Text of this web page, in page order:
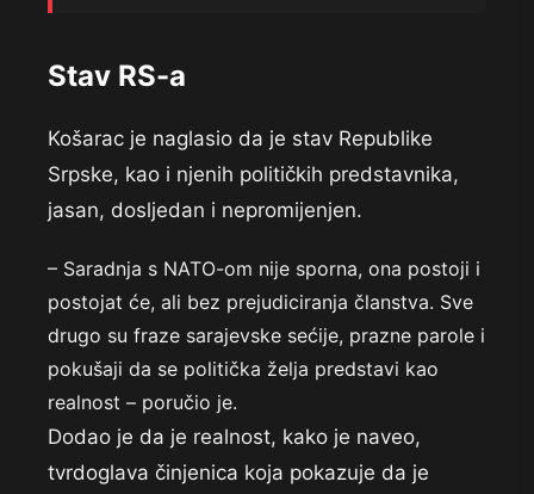
Stav RS-a
Košarac je naglasio da je stav Republike
Srpske, kao i njenih političkih predstavnika,
jasan, dosljedan i nepromijenjen.
– Saradnja s NATO-om nije sporna, ona postoji i
postojat će, ali bez prejudiciranja članstva. Sve
drugo su fraze sarajevske sećije, prazne parole i
pokušaji da se politička želja predstavi kao
realnost – poručio je.
Dodao je da je realnost, kako je naveo,
tvrdoglava činjenica koja pokazuje da je